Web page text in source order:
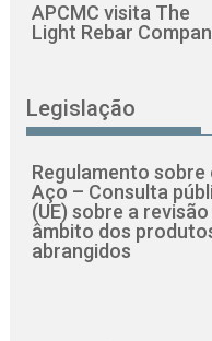
APCMC visita The
Light Rebar
Legislação
Regulamento sobre
Aço – Consulta
(UE) sobre a
âmbito dos
abrangidos